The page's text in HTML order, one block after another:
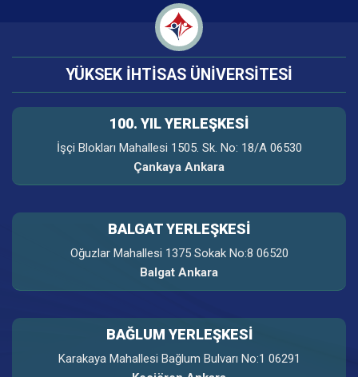
YÜKSEK İHTİSAS ÜNİVERSİTESİ
100. YIL YERLEŞKESI
İşçi Blokları Mahallesi 1505. Sk. No: 18/A 06530
Çankaya Ankara
BALGAT YERLEŞKESİ
Oğuzlar Mahallesi 1375 Sokak No:8 06520
Balgat Ankara
BAĞLUM YERLEŞKESİ
Karakaya Mahallesi Bağlum Bulvarı No:1 06291